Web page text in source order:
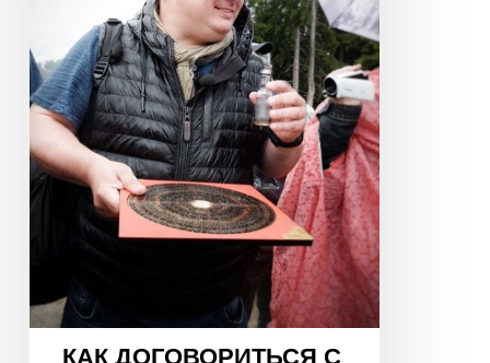
Простой
способ
нейтрализовать
«негативные
энергии»
КАК ДОГОВОРИТЬСЯ С